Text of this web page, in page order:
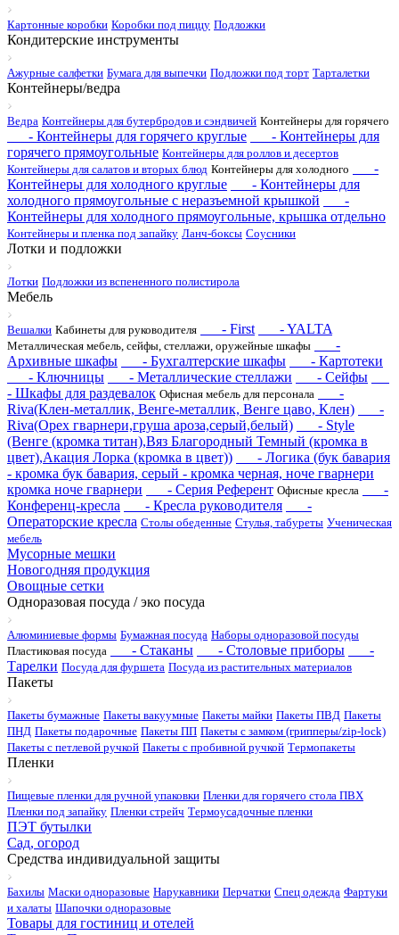
Картонные коробки Коробки под пиццу Подложки
Кондитерские инструменты
Ажурные салфетки Бумага для выпечки Подложки под торт Тарталетки
Контейнеры/ведра
Ведра Контейнеры для бутербродов и сэндвичей Контейнеры для горячего
- Контейнеры для горячего круглые
- Контейнеры для
горячего прямоугольные Контейнеры для роллов и десертов
Контейнеры для салатов и вторых блюд Контейнеры для холодного
-
Контейнеры для холодного круглые
- Контейнеры для
холодного прямоугольные с неразъемной крышкой
-
Контейнеры для холодного прямоугольные, крышка отдельно
Контейнеры и пленка под запайку Ланч-боксы Соусники
Лотки и подложки
Лотки Подложки из вспененного полистирола
Мебель
Вешалки Кабинеты для руководителя - First - YALTA
Металлическая мебель, сейфы, стеллажи, оружейные шкафы
-
Архивные шкафы
- Бухгалтерские шкафы
- Картотеки
- Ключницы
- Металлические стеллажи
- Сейфы
- Шкафы для раздевалок Офисная мебель для персонала
-
Riva(Клен-металлик, Венге-металлик, Венге цаво, Клен)
-
Riva(Орех гварнери,груша ароза,серый,белый)
- Style
(Венге (кромка титан),Вяз Благородный Темный (кромка в
цвет),Акация Лорка (кромка в цвет))
- Логика (бук бавария
- кромка бук бавария, серый - кромка черная, ноче гварнери
кромка ноче гварнери
- Серия Референт Офисные кресла
-
Конференц-кресла
- Кресла руководителя
-
Операторские кресла Столы обеденные Стулья, табуреты Ученическая
мебель
Мусорные мешки
Новогодняя продукция
Овощные сетки
Одноразовая посуда / эко посуда
Алюминиевые формы Бумажная посуда Наборы одноразовой посуды
Пластиковая посуда
- Стаканы - Столовые приборы
-
Тарелки Посуда для фуршета Посуда из растительных материалов
Пакеты
Пакеты бумажные Пакеты вакуумные Пакеты майки Пакеты ПВД Пакеты
ПНД Пакеты подарочные Пакеты ПП Пакеты с замком (грипперы/zip-lock)
Пакеты с петлевой ручкой Пакеты с пробивной ручкой Термопакеты
Пленки
Пищевые пленки для ручной упаковки Пленки для горячего стола ПВХ
Пленки под запайку Пленки стрейч Термоусадочные пленки
ПЭТ бутылки
Сад, огород
Средства индивидуальной защиты
Бахилы Маски одноразовые Нарукавники Перчатки Спец одежда Фартуки
и халаты Шапочки одноразовые
Товары для гостиниц и отелей